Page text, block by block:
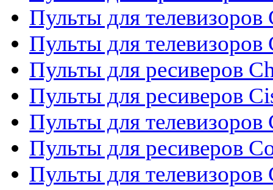
Пульты для телевизоров
Пульты для телевизоров
Пульты для ресиверов
Пульты для ресиверов
Пульты для телевизоров
Пульты для ресиверов
Пульты для телевизоров